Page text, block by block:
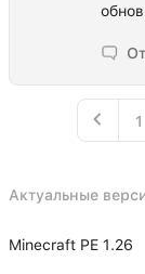
1
Актуальные
Minecraft PE 1.26